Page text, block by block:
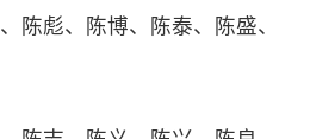
陈彪、陈博、陈泰、陈盛、